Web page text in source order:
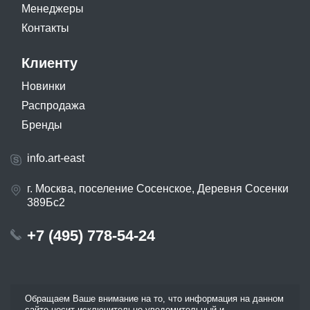
Менеджеры
Контакты
Клиенту
Новинки
Распродажа
Бренды
info.art-east
г. Москва, поселение Сосенское, Деревня Сосенки
389Бс2
+7 (495) 778-54-24
Обращаем Ваше внимание на то, что информация на данном